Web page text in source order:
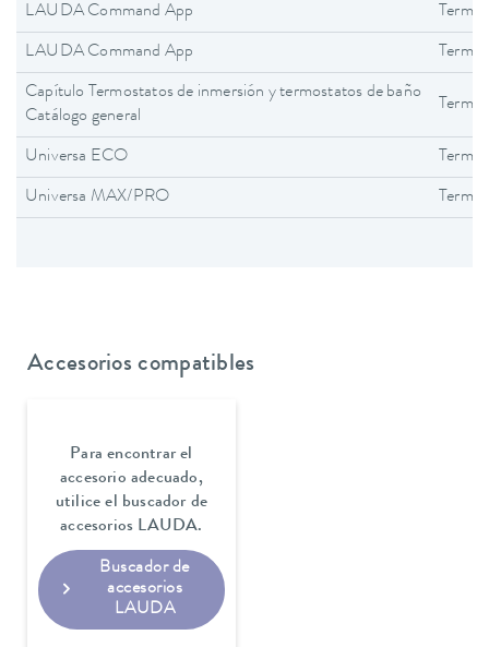
LAUDA Command App
LAUDA Command App
Capítulo Termostatos de inmersión y termostatos de baño
Catálogo general
Universa ECO
Universa MAX/PRO
Accesorios compatibles
Para encontrar el
accesorio adecuado,
utilice el buscador de
accesorios LAUDA.
Buscador de
accesorios
LAUDA